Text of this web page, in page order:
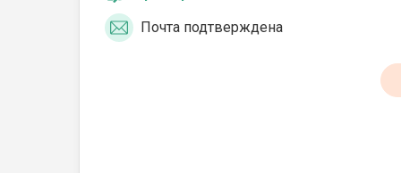
Почта подтверждена